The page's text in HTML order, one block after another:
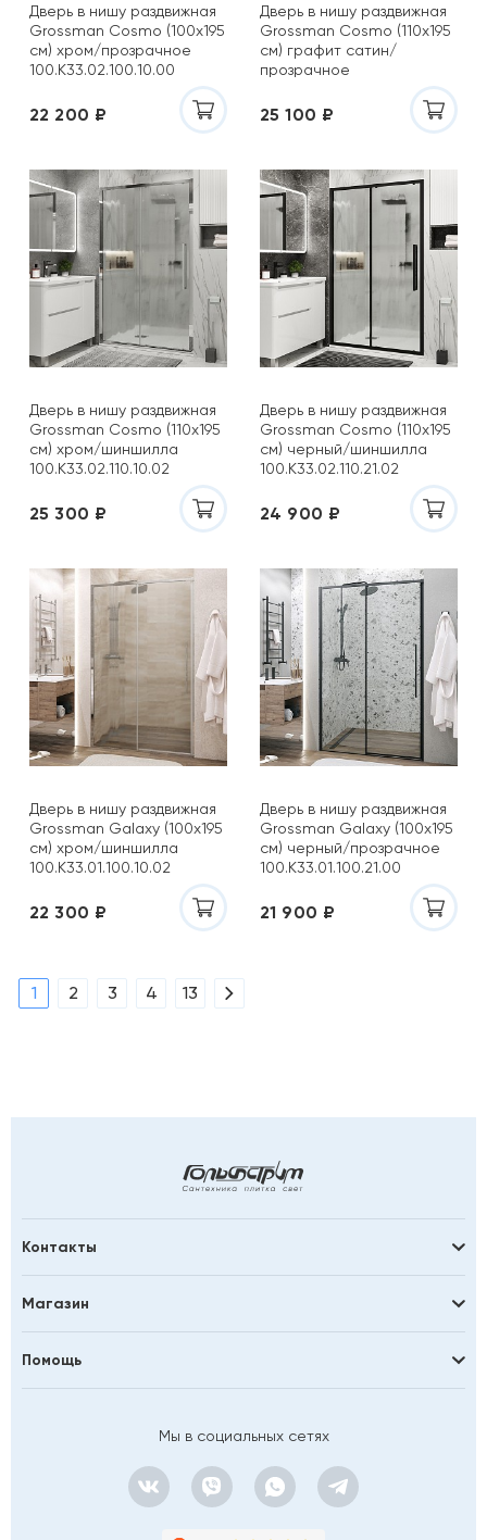
Дверь в нишу раздвижная
Grossman Cosmo (100х195
см) хром/прозрачное
100.K33.02.100.10.00
22 200 ₽
Дверь в нишу раздвижная
Grossman Cosmo (110х195
см) графит сатин/
прозрачное
25 100 ₽
Дверь в нишу раздвижная
Grossman Cosmo (110х195
см) хром/шиншилла
100.K33.02.110.10.02
25 300 ₽
Дверь в нишу раздвижная
Grossman Cosmo (110х195
см) черный/шиншилла
100.K33.02.110.21.02
24 900 ₽
Дверь в нишу раздвижная
Grossman Galaxy (100х195
см) хром/шиншилла
100.K33.01.100.10.02
22 300 ₽
Дверь в нишу раздвижная
Grossman Galaxy (100х195
см) черный/прозрачное
100.K33.01.100.21.00
21 900 ₽
1 2 3 4 13
Контакты
Магазин
Помощь
Мы в социальных сетях